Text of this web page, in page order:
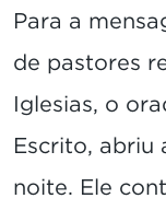
Para a
de pastores
Iglesias, o
Escrito, abriu
noite. Ele